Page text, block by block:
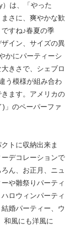
は、「やった
さに、爽やかな歓
すね♪春夏の季
イン、サイズの異
かにパーティーシ
きさで、シェブロ
う模様が組み合わ
ます。アメリカの
」のペーパーファ
トに収納出来ま
デコレーションで
ん、お正月、ニュ
や雛祭りパーティ
ロウィンパーティ
婚パーティー、ウ
和風にも洋風に